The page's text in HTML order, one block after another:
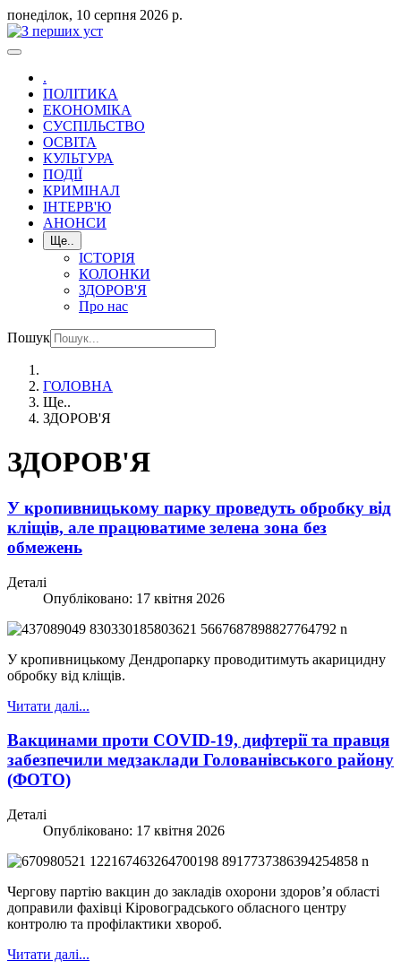
понеділок, 10 серпня 2026 р.
.
ПОЛІТИКА
ЕКОНОМІКА
СУСПІЛЬСТВО
ОСВІТА
КУЛЬТУРА
ПОДІЇ
КРИМІНАЛ
ІНТЕРВ'Ю
АНОНСИ
Ще..
ІСТОРІЯ
КОЛОНКИ
ЗДОРОВ'Я
Про нас
Пошук
ГОЛОВНА
Ще..
ЗДОРОВ'Я
ЗДОРОВ'Я
У кропивницькому парку проведуть обробку від
кліщів, але працюватиме зелена зона без
обмежень
Деталі
Опубліковано: 17 квітня 2026
У кропивницькому Дендропарку проводитимуть акарицидну
обробку від кліщів.
Читати далі...
Вакцинами проти COVID-19, дифтерії та правця
забезпечили медзаклади Голованівського району
(ФОТО)
Деталі
Опубліковано: 17 квітня 2026
Чергову партію вакцин до закладів охорони здоров’я області
доправили фахівці Кіровоградського обласного центру
контролю та профілактики хвороб.
Читати далі...